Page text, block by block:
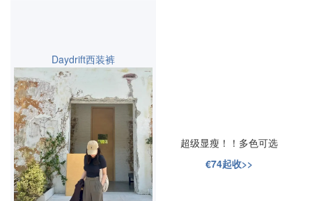
Daydrift西装裤
超级显瘦！！多色可选
€74起收>>